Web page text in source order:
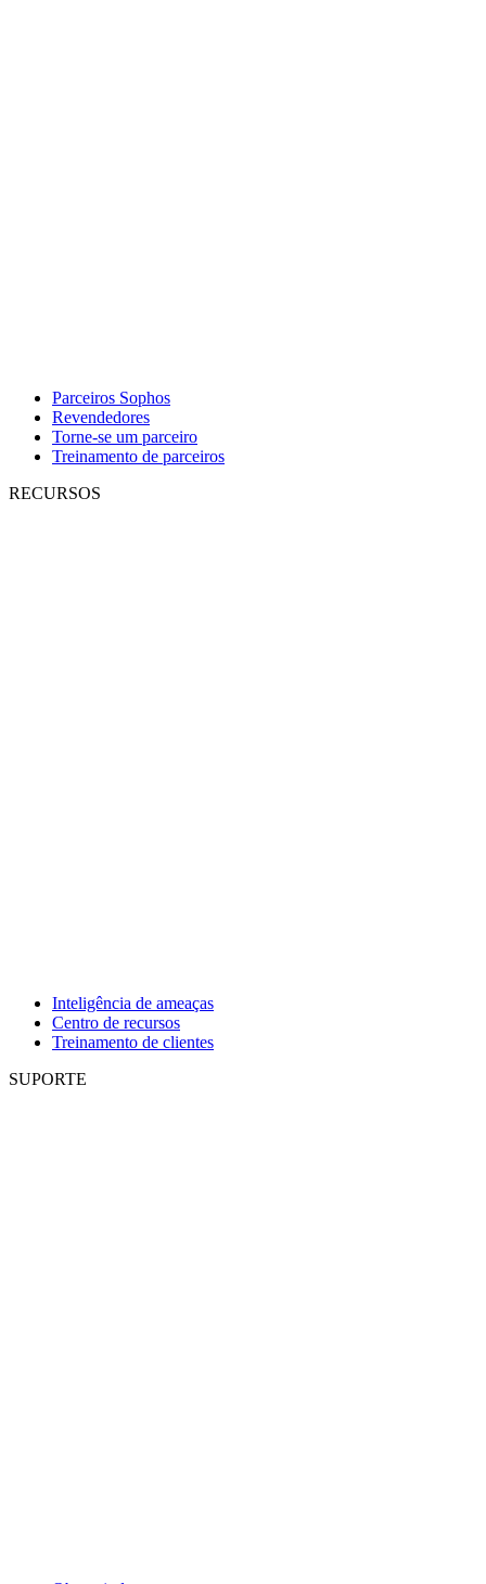
Parceiros Sophos
Revendedores
Torne-se um parceiro
Treinamento de parceiros
RECURSOS
Inteligência de ameaças
Centro de recursos
Treinamento de clientes
SUPORTE